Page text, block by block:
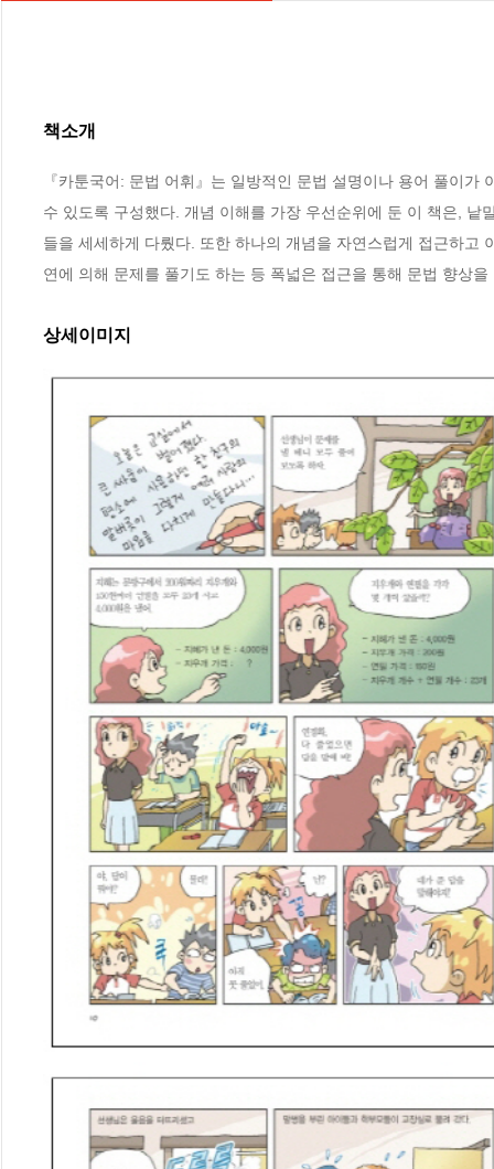
책소개
『카툰국어: 문법 어휘』는 일방적인 문법 설명이나 용어 풀이
수 있도록 구성했다. 개념 이해를 가장 우선순위에 둔 이 책은,
들을 세세하게 다뤘다. 또한 하나의 개념을 자연스럽게 접근하고
연에 의해 문제를 풀기도 하는 등 폭넓은 접근을 통해 문법 향상을
상세이미지